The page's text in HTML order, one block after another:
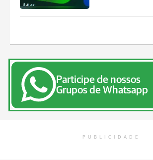
Participe de nossos
Grupos de Whatsapp
PUBLICIDADE